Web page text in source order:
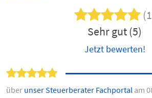
Sehr gut (5)
Jetzt bewerten!
über unser Steuerberater Fachportal am